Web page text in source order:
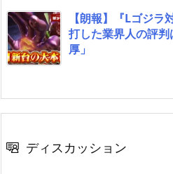
【朗報】『Lゴジ
打した業界人の評
厚」
ディスカッション